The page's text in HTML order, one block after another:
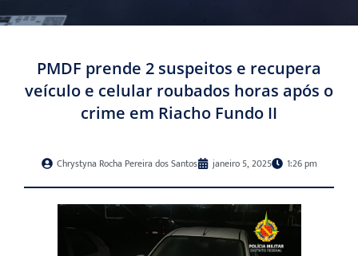
PMDF prende 2 suspeitos e recupera
veículo e celular roubados horas após o
crime em Riacho Fundo II
Chrystyna Rocha Pereira dos Santos janeiro 5, 2025 1:26 pm